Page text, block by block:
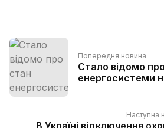
Попередня новина
Стало відомо
енергосистеми
Наступна
В Україні відключення